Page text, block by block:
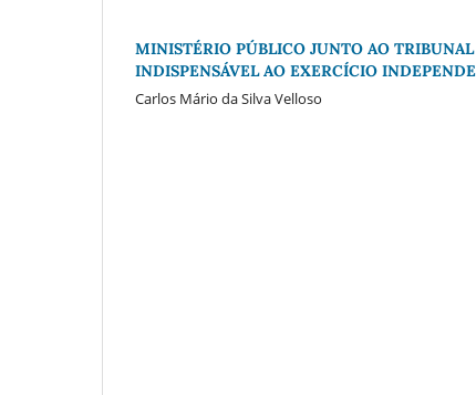
MINISTÉRIO PÚBLICO JUNTO AO
INDISPENSÁVEL AO EXERCÍCIO
Carlos Mário da Silva Velloso